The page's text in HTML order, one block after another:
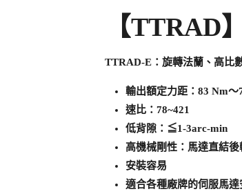
【TTRAD
TTRAD-E：旋轉法蘭、高比
輸出額定力距：83 Nm～
速比：78~421
低背隙：≦1-3arc-min
高機械剛性：馬達直結
安裝容易
適合各種廠牌的伺服馬達